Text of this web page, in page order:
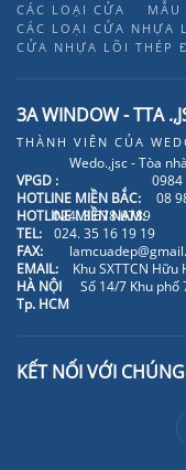
CÁC LOẠI CỬA
MẪU
CÁC LOẠI CỬA NHỰA
CỬA NHỰA LÕI THÉP
3A WINDOW - TTA
THÀNH VIÊN CỦA
VPGD :
Wedo.,jsc - Tòa
HOTLINE MIỀN BẮC:
0984
HOTLINE MIỀN NAM:
08
TEL:
024. 3 678 6789
FAX:
024. 35 16 19 19
EMAIL:
HÀ NỘI
Khu SXTTCN
Tp. HCM
Số 14/7 Khu phố
KẾT NỐI VỚI